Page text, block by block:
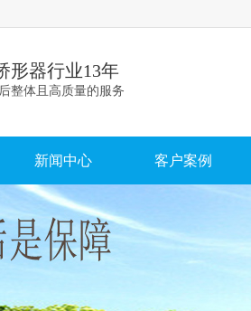
形器行业13年
整体且高质量的服务
新闻中心 客户案例